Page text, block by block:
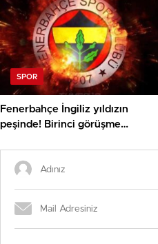
SPOR
Fenerbahçe İngiliz yıldızın
peşinde! Birinci görüşme